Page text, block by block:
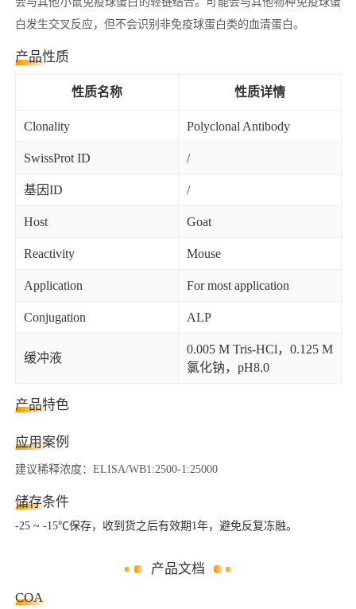
白发生交叉反应，但不会识别非免疫球蛋白类的血清蛋白。
产品性质
性质名称 性质详情
Clonality Polyclonal Antibody
SwissProt ID /
基因ID /
Host Goat
Reactivity Mouse
Application For most application
Conjugation ALP
缓冲液
0.005 M Tris-HCl，0.125 M
氯化钠，pH8.0
产品特色
应用案例
建议稀释浓度：ELISA/WB1:2500-1:25000
储存条件
-25 ~ -15℃保存，收到货之后有效期1年，避免反复冻融。
产品文档
COA